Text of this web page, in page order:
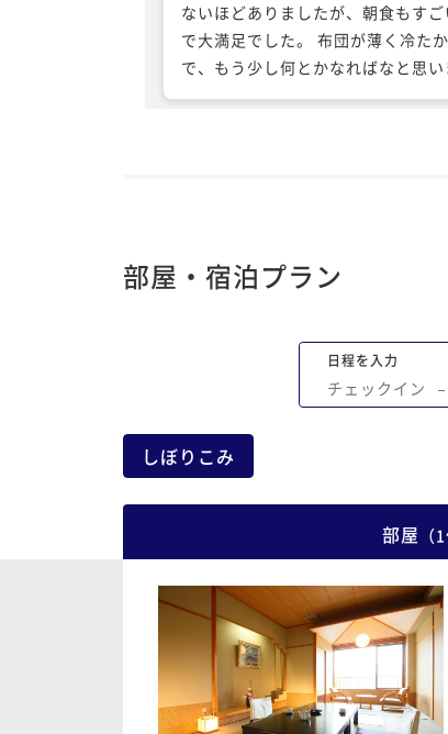
ないほどありましたが、朝食もす
で大満足でした。 布団が薄く冷た
で、もう少し何とかなればなと思
部屋は富士山が見える部屋にして
部屋・宿泊プラン
日程を入力
チェックイン −
しぼりこみ
部屋 （1